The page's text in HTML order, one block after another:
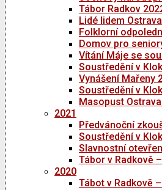
Tábor Radkov
Lidé lidem
Folklorní
Domov pro
Vítání Máje se
Soustředění v
Vynášení Mařeny
Soustředění v
Masopust
2021
Předvánoční
Soustředění v
Slavnostní
Tábor v Radkově
2020
Tábot v Radkově